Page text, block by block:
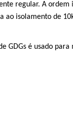
regular. A
ao isolamento de
GDGs é usado